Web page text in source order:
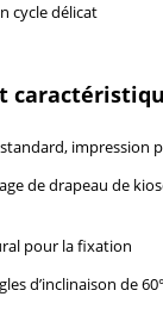
cycle délicat
impression
de drapeau de
pour la fixation
d’inclinaison de